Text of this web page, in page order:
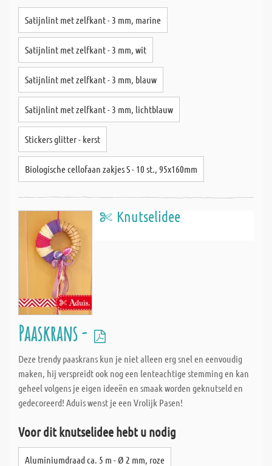
Satijnlint met zelfkant - 3 mm, marine
Satijnlint met zelfkant - 3 mm, wit
Satijnlint met zelfkant - 3 mm, blauw
Satijnlint met zelfkant - 3 mm, lichtblauw
Stickers glitter - kerst
Biologische cellofaan zakjes S - 10 st., 95x160mm
Knutselidee
Paaskrans -
Deze trendy paaskrans kun je niet alleen erg snel en eenvoudig
maken, hij verspreidt ook nog een lenteachtige stemming en kan
geheel volgens je eigen ideeën en smaak worden geknutseld en
gedecoreerd! Aduis wenst je een Vrolijk Pasen!
Voor dit knutselidee hebt u nodig
Aluminiumdraad ca. 5 m - Ø 2 mm, roze